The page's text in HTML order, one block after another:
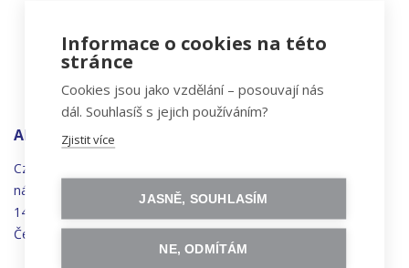
ADRESA
Czechitas, z.ú.
náměstí
Synků 1748/17
140 00 Praha 4 - Nusle
Česká republika
Informace o cookies na této
stránce
Cookies jsou jako vzdělání – posouvají nás
dál. Souhlasíš s jejich používáním?
Zjistit více
JASNĚ, SOUHLASÍM
NE, ODMÍTÁM